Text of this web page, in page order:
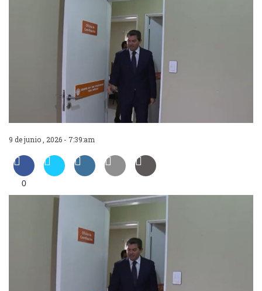
9 de junio , 2026 - 7:39:am
0